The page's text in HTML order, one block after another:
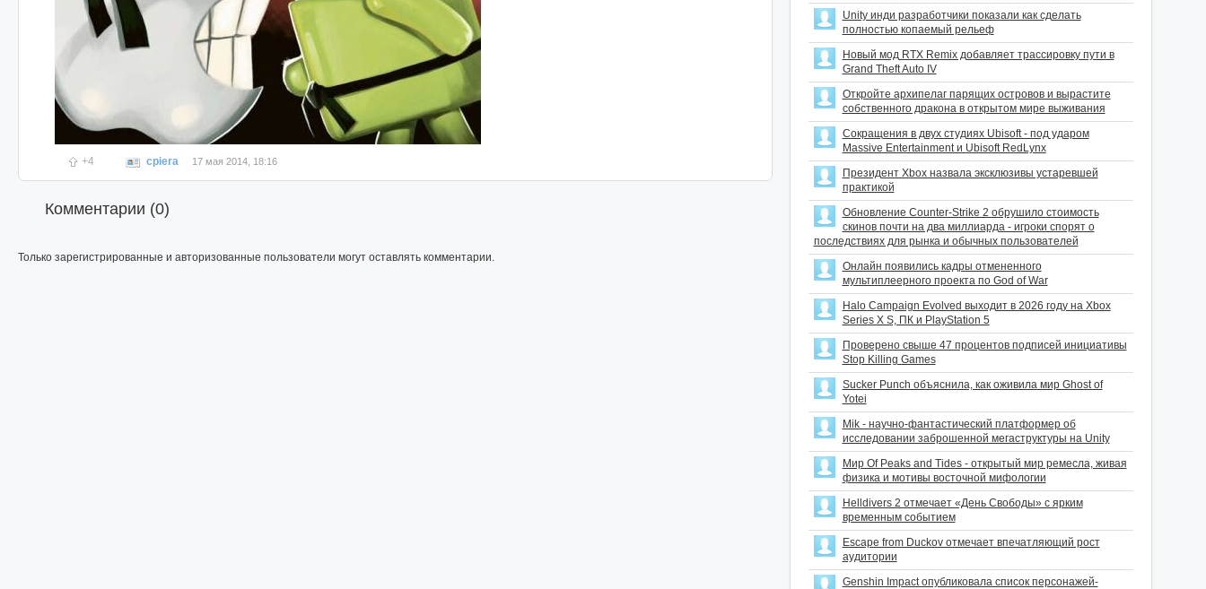
+4 cpiera 17 мая 2014, 18:16
Комментарии (0)
Только зарегистрированные и авторизованные пользователи могут оставлять комментарии.
Unity инди разработчики показали как сделать
полностью копаемый рельеф
Новый мод RTX Remix добавляет трассировку пути в
Grand Theft Auto IV
Откройте архипелаг парящих островов и вырастите
собственного дракона в открытом мире выживания
Сокращения в двух студиях Ubisoft - под ударом
Massive Entertainment и Ubisoft RedLynx
Президент Xbox назвала эксклюзивы устаревшей
практикой
Обновление Counter-Strike 2 обрушило стоимость
скинов почти на два миллиарда - игроки спорят о
последствиях для рынка и обычных пользователей
Онлайн появились кадры отмененного
мультиплеерного проекта по God of War
Halo Campaign Evolved выходит в 2026 году на Xbox
Series X S, ПК и PlayStation 5
Проверено свыше 47 процентов подписей инициативы
Stop Killing Games
Sucker Punch объяснила, как оживила мир Ghost of
Yotei
Mik - научно-фантастический платформер об
исследовании заброшенной мегаструктуры на Unity
Мир Of Peaks and Tides - открытый мир ремесла, живая
физика и мотивы восточной мифологии
Helldivers 2 отмечает «День Свободы» с ярким
временным событием
Escape from Duckov отмечает впечатляющий рост
аудитории
Genshin Impact опубликовала список персонажей-